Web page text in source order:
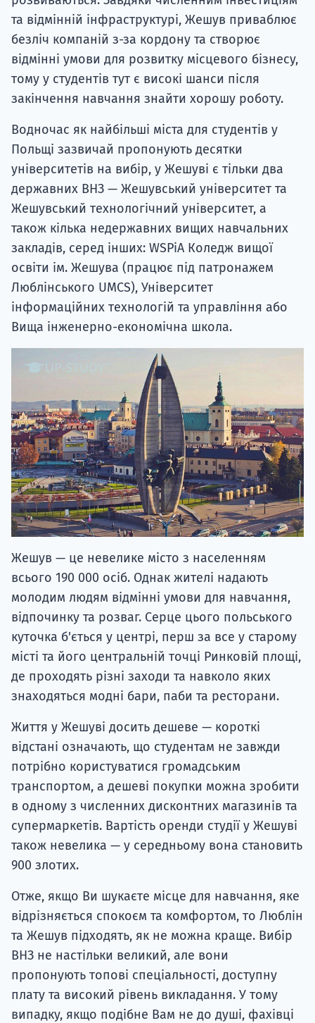
та відмінній інфраструктурі, Жешув приваблює
безліч компаній з-за кордону та створює
відмінні умови для розвитку місцевого бізнесу,
тому у студентів тут є високі шанси після
закінчення навчання знайти хорошу роботу.
Водночас як найбільші міста для студентів у
Польщі зазвичай пропонують десятки
університетів на вибір, у Жешуві є тільки два
державних ВНЗ — Жешувський університет та
Жешувський технологічний університет, а
також кілька недержавних вищих навчальних
закладів, серед інших: WSPiA Коледж вищої
освіти ім. Жешува (працює під патронажем
Люблінського UMCS), Університет
інформаційних технологій та управління або
Вища інженерно-економічна школа.
Жешув — це невелике місто з населенням
всього 190 000 осіб. Однак жителі надають
молодим людям відмінні умови для навчання,
відпочинку та розваг. Серце цього польського
куточка б'ється у центрі, перш за все у старому
місті та його центральній точці Ринковій площі,
де проходять різні заходи та навколо яких
знаходяться модні бари, паби та ресторани.
Життя у Жешуві досить дешеве — короткі
відстані означають, що студентам не завжди
потрібно користуватися громадським
транспортом, а дешеві покупки можна зробити
в одному з численних дисконтних магазинів та
супермаркетів. Вартість оренди студії у Жешуві
також невелика — у середньому вона становить
900 злотих.
Отже, якщо Ви шукаєте місце для навчання, яке
відрізняється спокоєм та комфортом, то Люблін
та Жешув підходять, як не можна краще. Вибір
ВНЗ не настільки великий, але вони
пропонують топові спеціальності, доступну
плату та високий рівень викладання. У тому
випадку, якщо подібне Вам не до душі, фахівці